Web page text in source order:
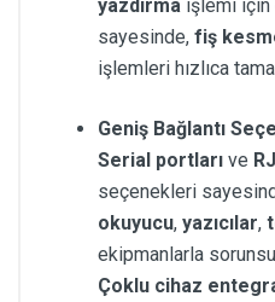
yazdırma işlemi için
sayesinde, fiş
işlemleri hızlıca
Geniş Bağlantı
Serial portları ve
seçenekleri
okuyucu, yazıcılar,
ekipmanlarla
Çoklu cihaz